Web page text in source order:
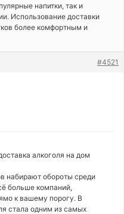
напитки, так и
Использование доставки
более комфортным и
#4521
алкоголя на дом
набирают обороты среди
больше компаний,
к вашему порогу. В
стала одним из самых